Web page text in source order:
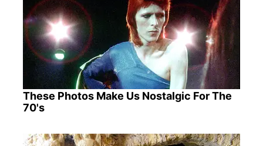
These Photos Make Us Nostalgic For The
70's